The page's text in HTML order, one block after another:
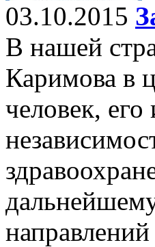
03.10.2015
В нашей
Каримова в
человек,